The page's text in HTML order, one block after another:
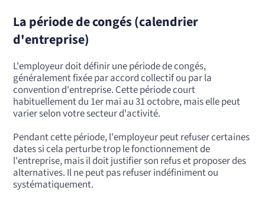
La période de congés (calendrier
d'entreprise)
L'employeur doit définir une période de congés,
généralement fixée par accord collectif ou par la
convention d'entreprise. Cette période court
habituellement du 1er mai au 31 octobre, mais elle peut
varier selon votre secteur d'activité.
Pendant cette période, l'employeur peut refuser certaines
dates si cela perturbe trop le fonctionnement de
l'entreprise, mais il doit justifier son refus et proposer des
alternatives. Il ne peut pas refuser indéfiniment ou
systématiquement.